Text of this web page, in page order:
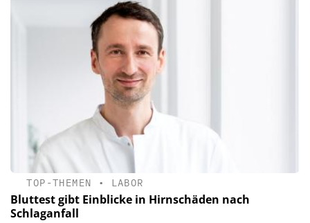
TOP-THEMEN • LABOR
Bluttest gibt Einblicke in Hirnschäden nach
Schlaganfall